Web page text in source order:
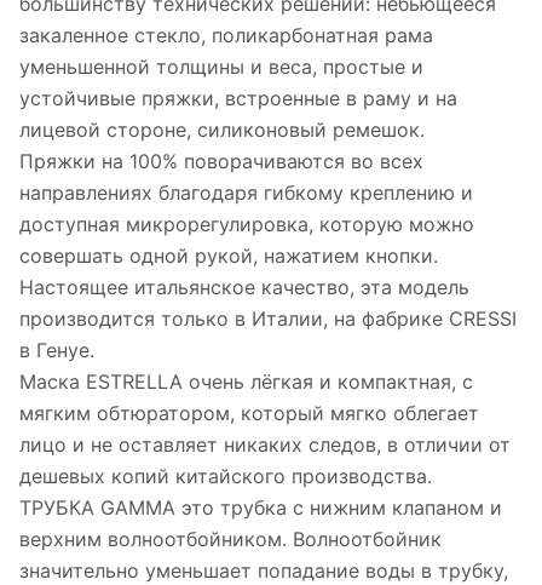
закаленное стекло, поликарбонатная рама
уменьшенной толщины и веса, простые и
устойчивые пряжки, встроенные в раму и на
лицевой стороне, силиконовый ремешок.
Пряжки на 100% поворачиваются во всех
направлениях благодаря гибкому креплению и
доступная микрорегулировка, которую можно
совершать одной рукой, нажатием кнопки.
Настоящее итальянское качество, эта модель
производится только в Италии, на фабрике CRESSI
в Генуе.
Маска ESTRELLA очень лёгкая и компактная, с
мягким обтюратором, который мягко облегает
лицо и не оставляет никаких следов, в отличии от
дешевых копий китайского производства.
ТРУБКА GAMMA это трубка с нижним клапаном и
верхним волноотбойником. Волноотбойник
значительно уменьшает попадание воды в трубку,